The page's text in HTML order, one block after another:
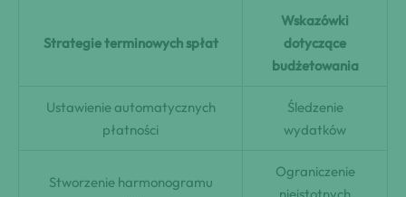
Strategie terminowych spłat
Wskazówki
dotyczące
budżetowania
Ustawienie automatycznych
płatności
Śledzenie
wydatków
Stworzenie harmonogramu
Ograniczenie